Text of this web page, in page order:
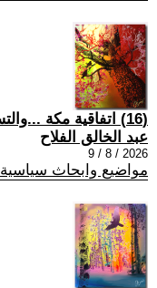
(16) اتفاقية مكة ...والتساؤلات عن المغزى
عبد الخالق الفلاح
2026 / 8 / 9
مواضيع وابحاث سياسية